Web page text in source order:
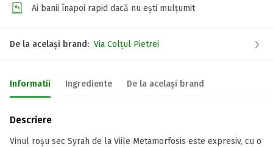
Ai banii înapoi rapid dacă nu ești mulțumit
De la același brand: Via Colțul Pietrei
Informatii Ingrediente De la același brand
Descriere
Vinul roșu sec Syrah de la Viile Metamorfosis este expresiv, cu o